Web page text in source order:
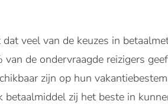
veel van de keuzes in
van de ondervraagde reizigers
zijn op hun
betaalmiddel zij het beste in